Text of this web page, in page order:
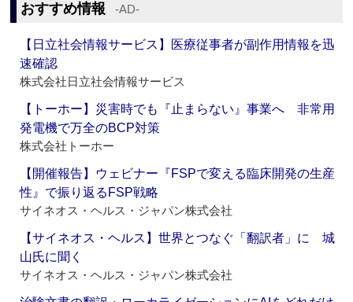
おすすめ情報 ‐AD‐
【日立社会情報サービス】医療従事者が副作用情報を迅
速確認
株式会社日立社会情報サービス
【トーホー】災害時でも『止まらない』事業へ 非常用
発電機で万全のBCP対策
株式会社トーホー
【開催報告】ウェビナー『FSPで変える臨床開発の生産
性』で振り返るFSP戦略
サイネオス・ヘルス・ジャパン株式会社
【サイネオス・ヘルス】世界とつなぐ「翻訳者」に 城
山氏に聞く
サイネオス・ヘルス・ジャパン株式会社